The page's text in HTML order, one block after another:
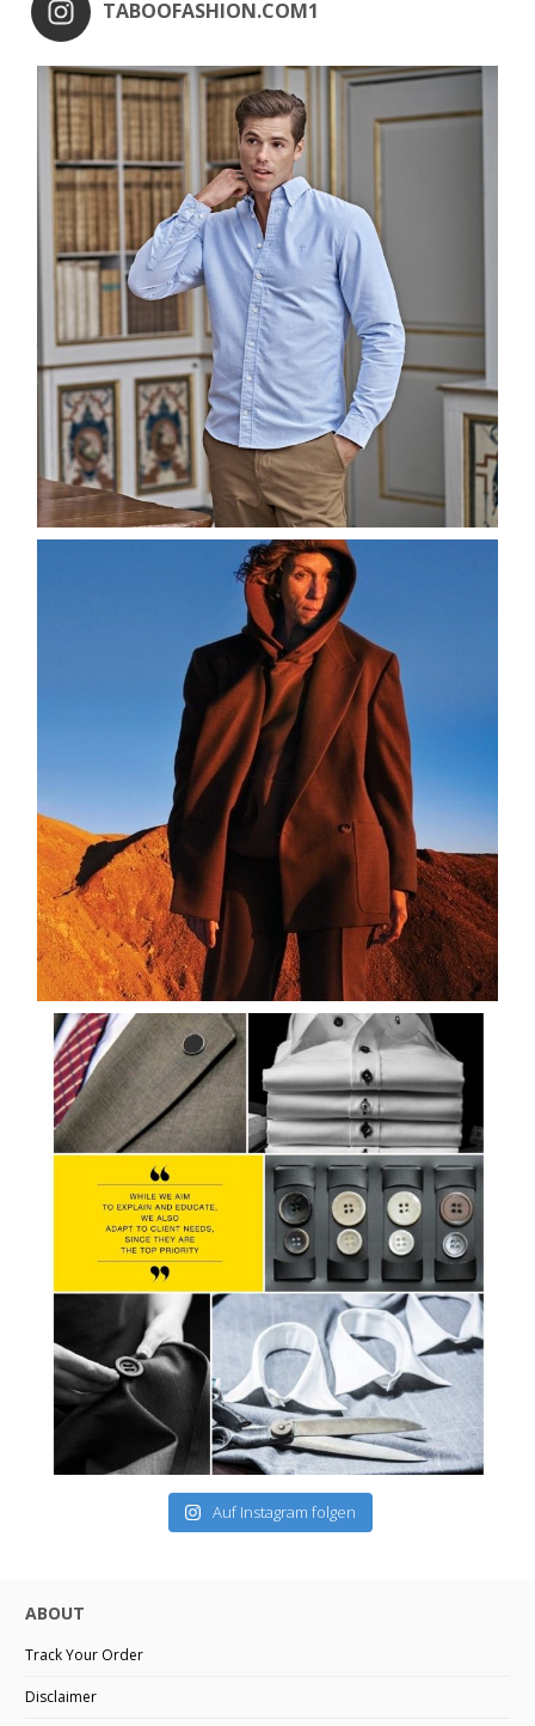
TABOOFASHION.COM1
Auf Instagram folgen
ABOUT
Track Your Order
Disclaimer